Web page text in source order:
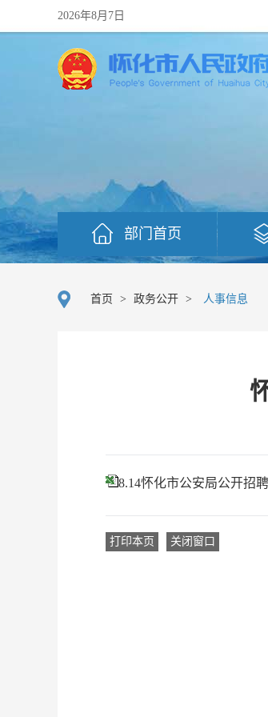
2026年8月7日
部门首页
首页 > 政务公开 > 人事信息
8.14怀化市公安局公开招
打印本页 关闭窗口